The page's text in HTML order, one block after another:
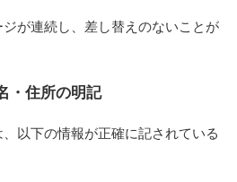
が連続し、差し替えのないことが
・住所の明記
以下の情報が正確に記されている